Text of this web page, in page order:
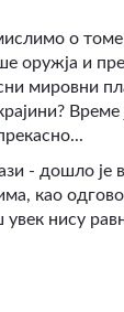
о
оружја и
мировни
Време
- дошло је
као
увек нису